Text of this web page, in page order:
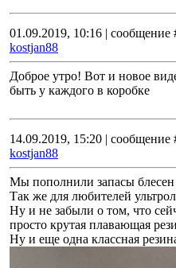
01.09.2019, 10:16 | сообщение
kostjan88
Доброе утро! Вот и новое
быть у каждого в коробке
14.09.2019, 15:20 | сообщение
kostjan88
Мы пополнили запасы блесен
Так же для любителей
Ну и не забыли о том, что
просто крутая плавающая
Ну и еще одна классная